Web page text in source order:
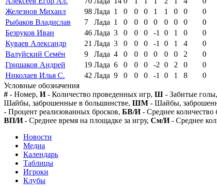
Железнов Михаил
98 Лада 1 0 0 0 1 1 0 0
0
Рыбаков Владислав
7 Лада 1 0 0 0 0 0 0 0
0
Безруков Иван
46 Лада 3 0 0 0 -1 0 1 0
0
Куваев Александр
21 Лада 3 0 0 0 -1 0 1 4
0
Валуйский Семён
9 Лада 4 0 0 0 0 0 0 2
0
Гришаков Андрей
19 Лада 6 0 0 0 -2 0 2 0
0
Николаев Илья С.
42 Лада 9 0 0 0 -1 0 1 8
0
Условные обозначения
# - Номер, И- Количество проведенных игр, Ш - Забитые
Шайбы, заброшенные в большинстве, ШМ - Шайбы,
- Процент реализованных бросков, БВ/И- Среднее количество
ВП/И- Среднее время на площадке за игру, См/И- Среднее
Новости
Медиа
Календарь
Таблицы
Игроки
Клубы